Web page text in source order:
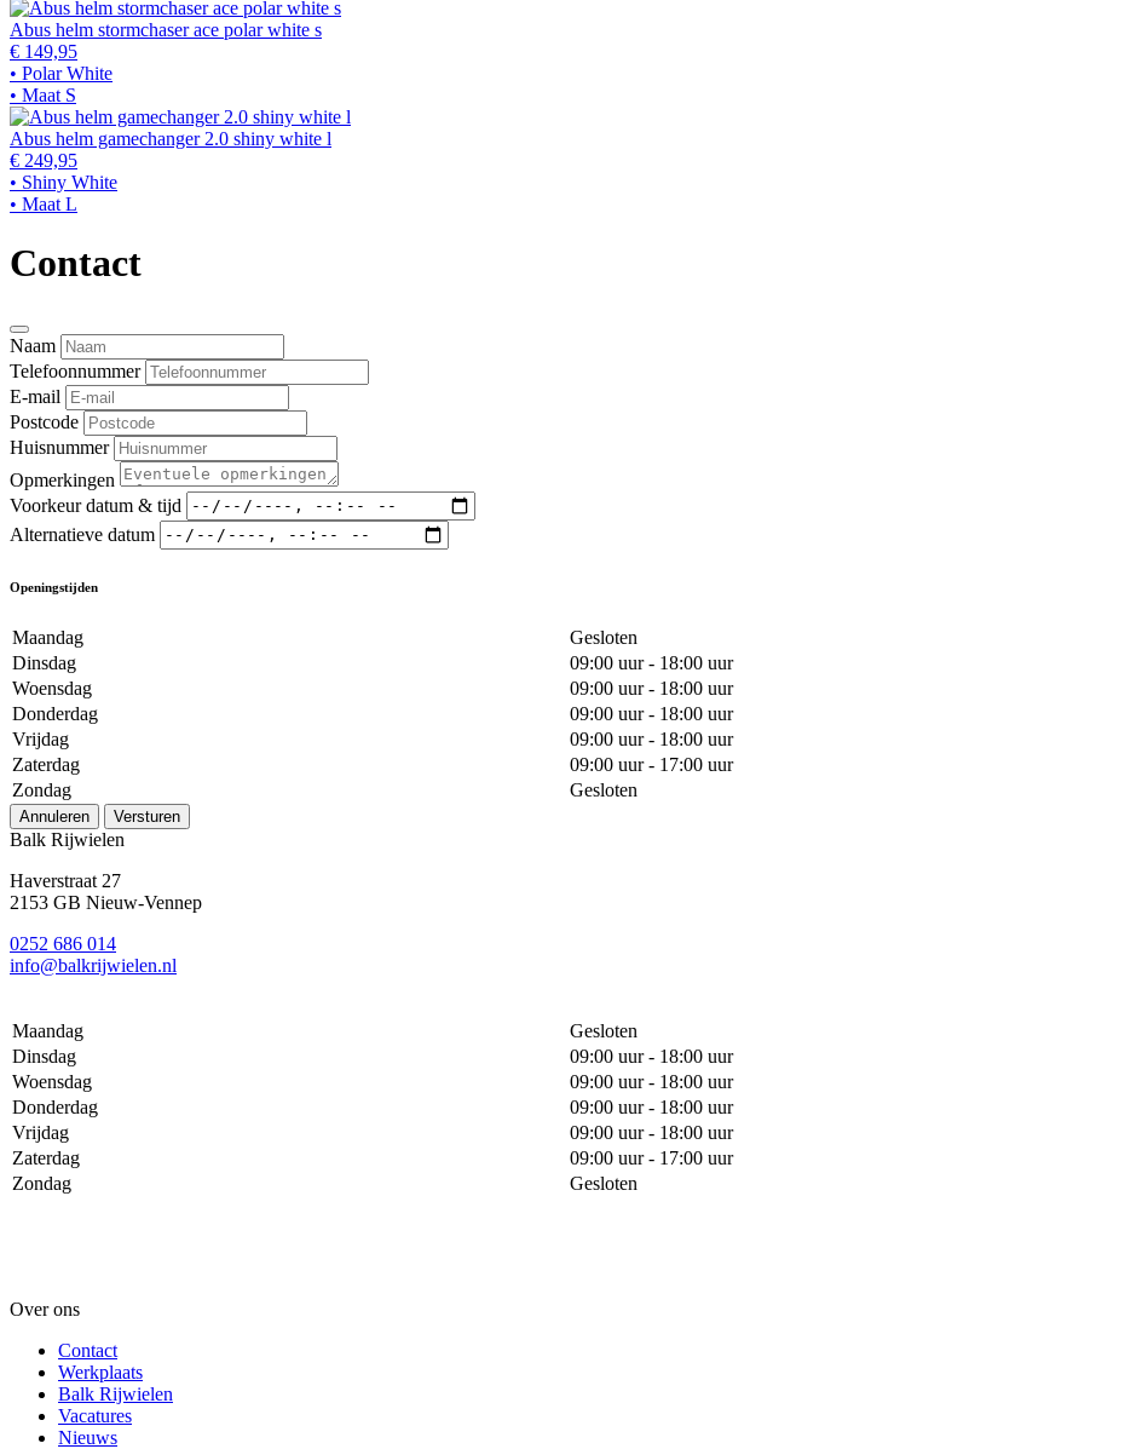
Abus helm stormchaser ace polar white s
€ 149,95
• Polar White
• Maat S
Abus helm gamechanger 2.0 shiny white l
€ 249,95
• Shiny White
• Maat L
Contact
Naam
Telefoonnummer
E-mail
Postcode
Huisnummer
Opmerkingen
Voorkeur datum & tijd
Alternatieve datum
Openingstijden
Maandag
Gesloten
Dinsdag
09:00 uur - 18:00 uur
Woensdag
09:00 uur - 18:00 uur
Donderdag
09:00 uur - 18:00 uur
Vrijdag
09:00 uur - 18:00 uur
Zaterdag
09:00 uur - 17:00 uur
Zondag
Gesloten
Annuleren Versturen
Balk Rijwielen
Haverstraat 27
2153 GB Nieuw-Vennep
0252 686 014
info@balkrijwielen.nl
Maandag
Gesloten
Dinsdag
09:00 uur - 18:00 uur
Woensdag
09:00 uur - 18:00 uur
Donderdag
09:00 uur - 18:00 uur
Vrijdag
09:00 uur - 18:00 uur
Zaterdag
09:00 uur - 17:00 uur
Zondag
Gesloten
Over ons
Contact
Werkplaats
Balk Rijwielen
Vacatures
Nieuws